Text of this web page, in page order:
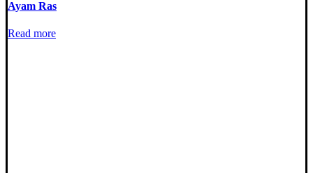
Ayam Ras
Read more